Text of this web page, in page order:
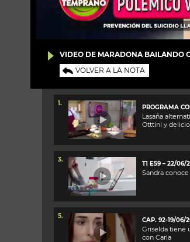
VIDEO DE MARADONA BAILANDO
VOLVER A LA NOTA
1.
PROGRAMA
Lasaña
Otttini y
3.
T1 E59 – 22/06/
Sandra
5.
CAP. 92-19/06/
Griselda tiene
con Carla